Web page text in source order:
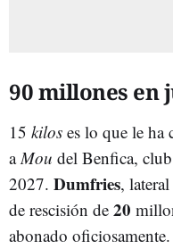
90 millones en
15 kilos es lo que le ha
aMou del Benfica,
2027. Dumfries,
de rescisión de 20
abonado